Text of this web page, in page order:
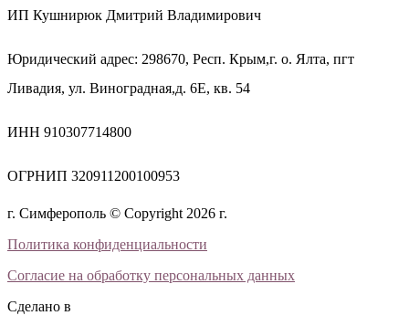
ИП Кушнирюк Дмитрий Владимирович
Юридический адрес: 298670, Респ. Крым,г. о. Ялта, пгт
Ливадия, ул. Виноградная,д. 6Е, кв. 54
ИНН 910307714800
ОГРНИП 320911200100953
г. Симферополь © Copyright 2026 г.
Политика конфиденциальности
Согласие на обработку персональных данных
Сделано в